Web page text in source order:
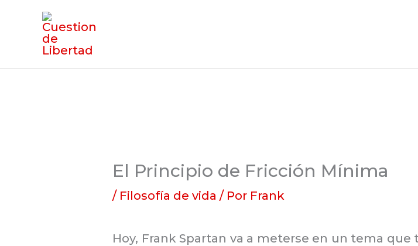
contenido
El Principio de Fricción Mínima
/ Filosofía de vida / Por Frank
Hoy, Frank Spartan va a meterse en un tema